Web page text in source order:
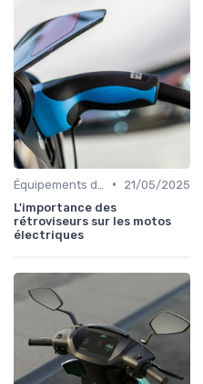
•
21/05/2025
L'importance des
rétroviseurs sur les motos
électriques